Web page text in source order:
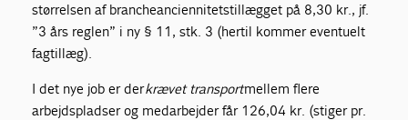
størrelsen af brancheanciennitetstillægget på 8,30 kr., jf.
”3 års reglen” i ny § 11, stk. 3 (hertil kommer eventuelt
fagtillæg).
I det nye job er derkrævet transportmellem flere
arbejdspladser og medarbejder får 126,04 kr. (stiger pr.